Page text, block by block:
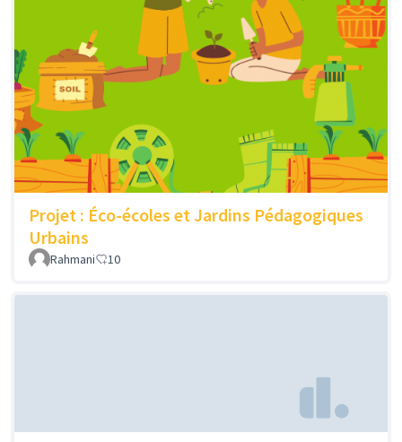
Projet : Éco-écoles et Jardins Pédagogiques
Urbains
Rahmani 10